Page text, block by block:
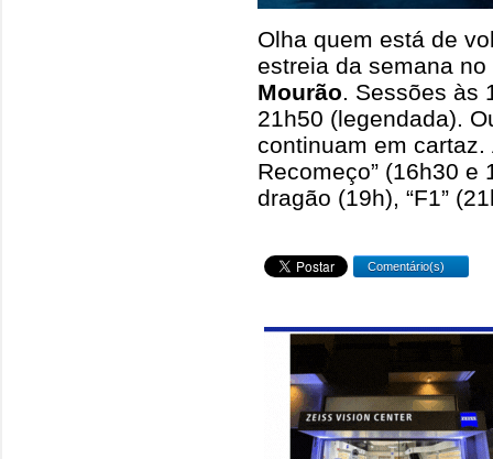
Olha quem está de
estreia da semana
Mourão. Sessões às
21h50 (legendada).
continuam em cartaz.
Recomeço” (16h30 e
dragão (19h), “F1”
Comentário(s)